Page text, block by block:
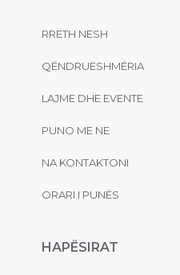
RRETH NESH
QËNDRUESHMËRIA
LAJME DHE EVENTE
PUNO ME NE
NA KONTAKTONI
ORARI I PUNËS
HAPËSIRAT